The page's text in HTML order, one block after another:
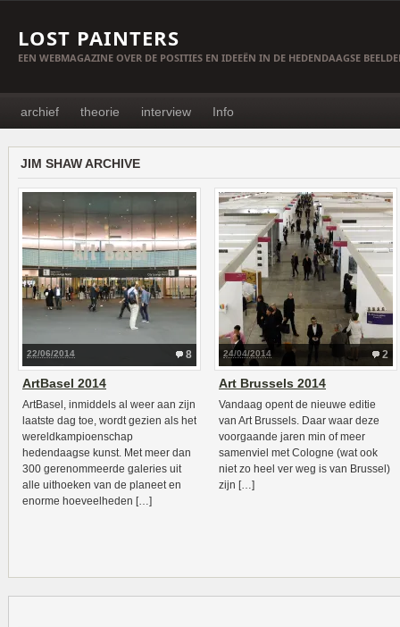
LOST PAINTERS
EEN WEBMAGAZINE OVER DE POSITIES EN IDEEËN IN DE HEDENDAAGSE
archief theorie interview Info
JIM SHAW ARCHIVE
8
22/06/2014
ArtBasel 2014
ArtBasel, inmiddels al weer aan zijn
laatste dag toe, wordt gezien als het
wereldkampioenschap
hedendaagse kunst. Met meer dan
300 gerenommeerde galeries uit
alle uithoeken van de planeet en
enorme hoeveelheden […]
2
24/04/2014
Art Brussels 2014
Vandaag opent de nieuwe editie
van Art Brussels. Daar waar deze
voorgaande jaren min of meer
samenviel met Cologne (wat ook
niet zo heel ver weg is van Brussel)
zijn […]